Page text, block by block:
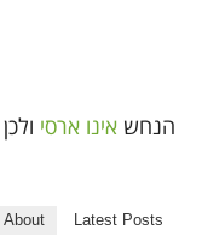
הנחשאינו ארסי
About Latest Posts